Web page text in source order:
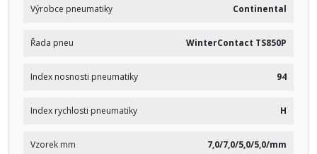
Výrobce pneumatiky Continental
Řada pneu WinterContact TS850P
Index nosnosti pneumatiky 94
Index rychlosti pneumatiky H
Vzorek mm 7,0/7,0/5,0/5,0/mm